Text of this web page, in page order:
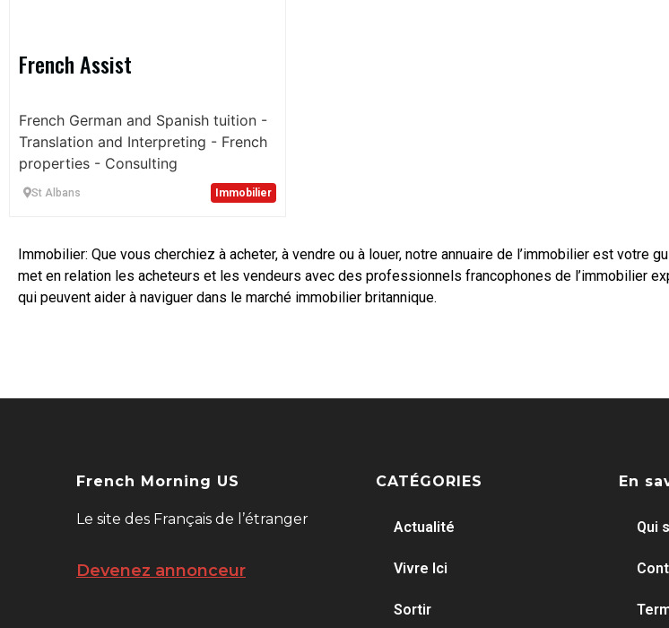
French Assist
French German and Spanish tuition -
Translation and Interpreting - French
properties - Consulting
St Albans Immobilier
Immobilier: Que vous cherchiez à acheter, à vendre ou à louer, notre annuaire de l’immobilier est votre
met en relation les acheteurs et les vendeurs avec des professionnels francophones de l’immobilier
qui peuvent aider à naviguer dans le marché immobilier britannique.
French Morning US
Le site des Français de l’étranger
Devenez annonceur
CATÉGORIES
Actualité
Vivre Ici
Sortir
En
Qui